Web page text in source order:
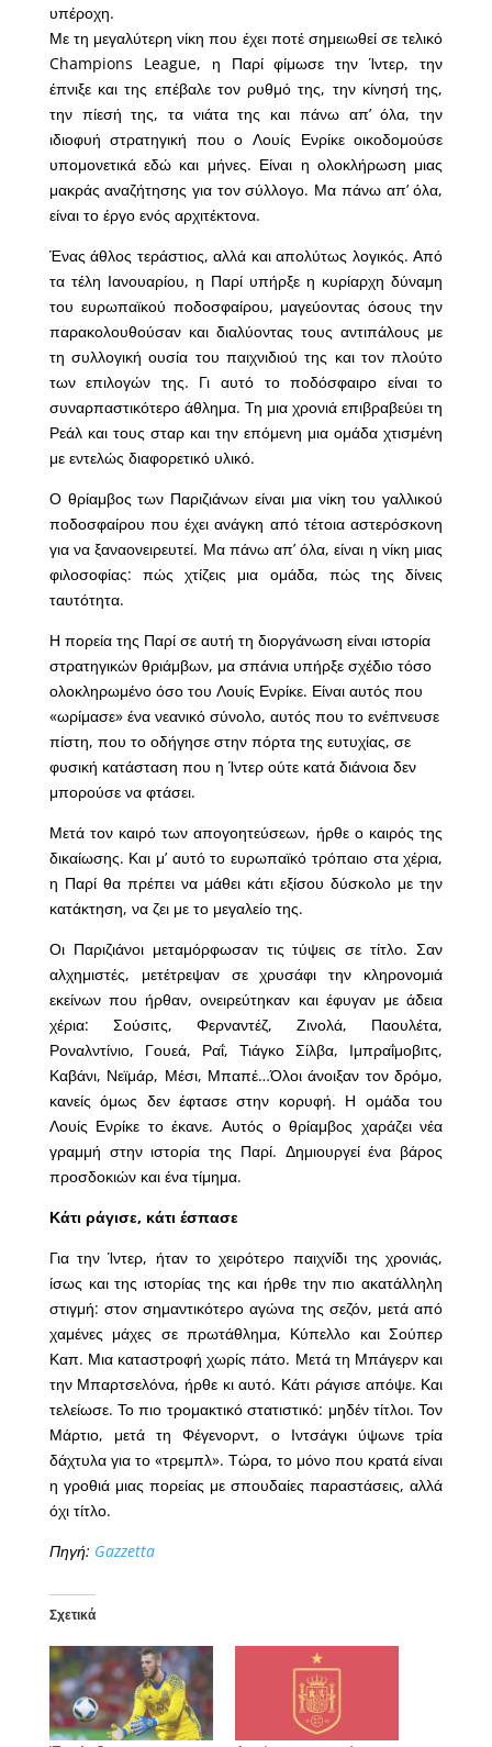
υπέροχη.
Με τη μεγαλύτερη νίκη που έχει ποτέ σημειωθεί σε τελικό
Champions League, η Παρί φίμωσε την Ίντερ, την
έπνιξε και της επέβαλε τον ρυθμό της, την κίνησή της,
την πίεσή της, τα νιάτα της και πάνω απ’ όλα, την
ιδιοφυή στρατηγική που ο Λουίς Ενρίκε οικοδομούσε
υπομονετικά εδώ και μήνες. Είναι η ολοκλήρωση μιας
μακράς αναζήτησης για τον σύλλογο. Μα πάνω απ’ όλα,
είναι το έργο ενός αρχιτέκτονα.
Ένας άθλος τεράστιος, αλλά και απολύτως λογικός. Από
τα τέλη Ιανουαρίου, η Παρί υπήρξε η κυρίαρχη δύναμη
του ευρωπαϊκού ποδοσφαίρου, μαγεύοντας όσους την
παρακολουθούσαν και διαλύοντας τους αντιπάλους με
τη συλλογική ουσία του παιχνιδιού της και τον πλούτο
των επιλογών της. Γι αυτό το ποδόσφαιρο είναι το
συναρπαστικότερο άθλημα. Τη μια χρονιά επιβραβεύει τη
Ρεάλ και τους σταρ και την επόμενη μια ομάδα χτισμένη
με εντελώς διαφορετικό υλικό.
Ο θρίαμβος των Παριζιάνων είναι μια νίκη του γαλλικού
ποδοσφαίρου που έχει ανάγκη από τέτοια αστερόσκονη
για να ξαναονειρευτεί. Μα πάνω απ’ όλα, είναι η νίκη μιας
φιλοσοφίας: πώς χτίζεις μια ομάδα, πώς της δίνεις
ταυτότητα.
Η πορεία της Παρί σε αυτή τη διοργάνωση είναι ιστορία
στρατηγικών θριάμβων, μα σπάνια υπήρξε σχέδιο τόσο
ολοκληρωμένο όσο του Λουίς Ενρίκε. Είναι αυτός που
«ωρίμασε» ένα νεανικό σύνολο, αυτός που το ενέπνευσε
πίστη, που το οδήγησε στην πόρτα της ευτυχίας, σε
φυσική κατάσταση που η Ίντερ ούτε κατά διάνοια δεν
μπορούσε να φτάσει.
Μετά τον καιρό των απογοητεύσεων, ήρθε ο καιρός της
δικαίωσης. Και μ’ αυτό το ευρωπαϊκό τρόπαιο στα χέρια,
η Παρί θα πρέπει να μάθει κάτι εξίσου δύσκολο με την
κατάκτηση, να ζει με το μεγαλείο της.
Οι Παριζιάνοι μεταμόρφωσαν τις τύψεις σε τίτλο. Σαν
αλχημιστές, μετέτρεψαν σε χρυσάφι την κληρονομιά
εκείνων που ήρθαν, ονειρεύτηκαν και έφυγαν με άδεια
χέρια: Σούσιτς, Φερναντέζ, Ζινολά, Παουλέτα,
Ροναλντίνιο, Γουεά, Ραΐ, Τιάγκο Σίλβα, Ιμπραΐμοβιτς,
Καβάνι, Νεϊμάρ, Μέσι, Μπαπέ…Όλοι άνοιξαν τον δρόμο,
κανείς όμως δεν έφτασε στην κορυφή. Η ομάδα του
Λουίς Ενρίκε το έκανε. Αυτός ο θρίαμβος χαράζει νέα
γραμμή στην ιστορία της Παρί. Δημιουργεί ένα βάρος
προσδοκιών και ένα τίμημα.
Κάτι ράγισε, κάτι έσπασε
Για την Ίντερ, ήταν το χειρότερο παιχνίδι της χρονιάς,
ίσως και της ιστορίας της και ήρθε την πιο ακατάλληλη
στιγμή: στον σημαντικότερο αγώνα της σεζόν, μετά από
χαμένες μάχες σε πρωτάθλημα, Κύπελλο και Σούπερ
Καπ. Μια καταστροφή χωρίς πάτο. Μετά τη Μπάγερν και
την Μπαρτσελόνα, ήρθε κι αυτό. Κάτι ράγισε απόψε. Και
τελείωσε. Το πιο τρομακτικό στατιστικό: μηδέν τίτλοι. Τον
Μάρτιο, μετά τη Φέγενορντ, ο Ιντσάγκι ύψωνε τρία
δάχτυλα για το «τρεμπλ». Τώρα, το μόνο που κρατά είναι
η γροθιά μιας πορείας με σπουδαίες παραστάσεις, αλλά
όχι τίτλο.
Πηγή: Gazzetta
Σχετικά